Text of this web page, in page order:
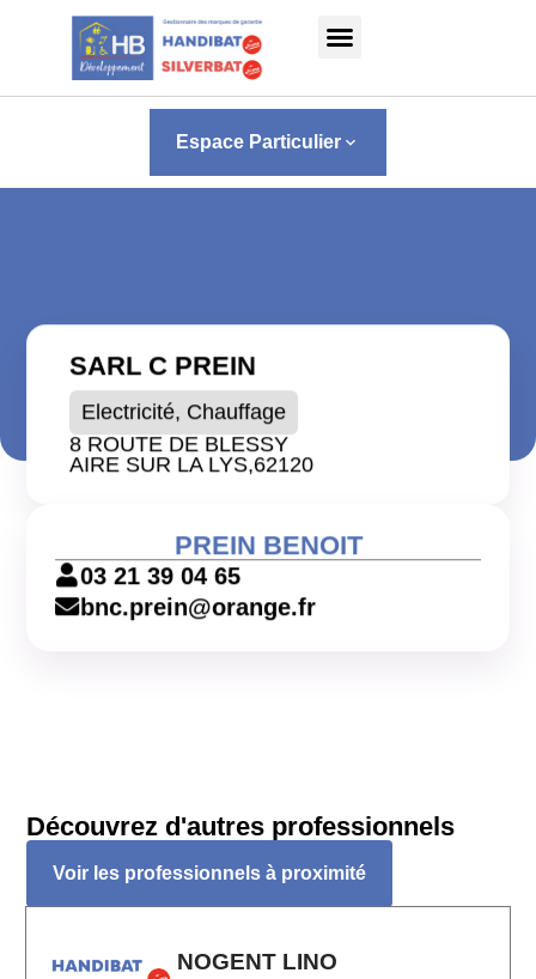
Panneau de gestion des cookies
Espace Particulier keyboard_arrow_down
SARL C PREIN
Electricité, Chauffage
8 ROUTE DE BLESSY
AIRE SUR LA LYS,62120
PREIN BENOIT
03 21 39 04 65
bnc.prein@orange.fr
Découvrez d'autres professionnels
Voir les professionnels à proximité
NOGENT LINO